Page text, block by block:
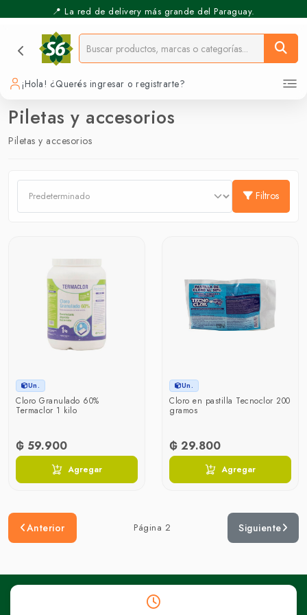
📍 La red de delivery más grande del Paraguay.
¡Hola! ¿Querés ingresar o registrarte?
Piletas y accesorios
Piletas y accesorios
Filtros
Un.
Cloro Granulado 60%
Termaclor 1 kilo
₲ 59.900
Agregar
Un.
Cloro en pastilla Tecnoclor 200
gramos
₲ 29.800
Agregar
Anterior Página 2 Siguiente